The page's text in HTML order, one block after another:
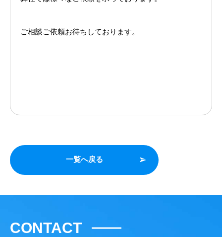
ご相談ご依頼お待ちしております。
一覧へ戻る
CONTACT